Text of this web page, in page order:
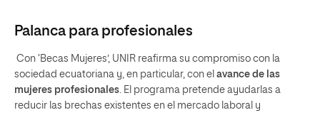
Palanca para profesionales
Con ‘Becas Mujeres’, UNIR reafirma su compromiso con la
sociedad ecuatoriana y, en particular, con el avance de las
mujeres profesionales. El programa pretende ayudarlas a
reducir las brechas existentes en el mercado laboral y